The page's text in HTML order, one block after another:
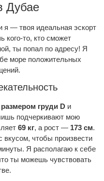
Дубае
я — твоя идеальная эскорт
кого-то, кто сможет
ты попал по адресу! Я
море положительных
размером груди D и
подчеркивают мою
69 кг, а рост — 173 см.
чтобы произвести
Я располагаю к себе
ты можешь чувствовать